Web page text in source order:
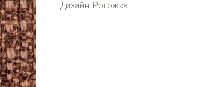
Дизайн: Рогожка